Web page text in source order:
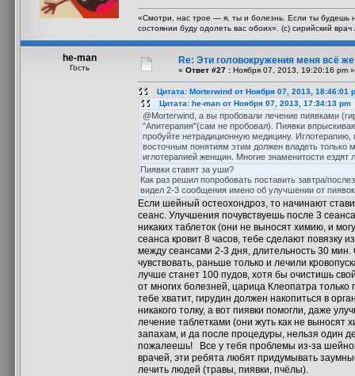
«Смотри, нас трое — я, ты и болезнь. Если ты будешь
состоянии буду одолеть вас обоих». (с) сирийский
he-man
Гость
Re: Эти головокружения меня всё
« Ответ #27 : Ноября 07, 2013, 19:20:16 pm »
Цитата: Morterwind от Ноября 07, 2013, 18:46:01
Цитата: he-man от Ноября 07, 2013, 17:34:13 pm
@Morterwind, а вы пробовали лечение пиявками
"Апитерапия"(сам не пробовал). Пиявки
пробуйте нетрадиционную медицину.
восточным понятиям этим должен владеть только
иглотерапией женщин. Многие знаменитости
Пиявки ставят за уши?
Как раз решил попробовать поставить завтра/
видел 2-3 сообщения имено об улучшении от
Если шейный остеохондроз, то начинают
сеанс. Улучшения почувствуешь после 3
никаких таблеток (они не выносят химию, и
сеанса кровит 8 часов, тебе сделают повязку
между сеансами 2-3 дня, длительность 30 мин.
чувствовать, раньше только и лечили
лучше станет 100 пудов, хотя бы очистишь
от многих болезней, царица Клеопатра
тебе хватит, гирудин должен накопиться в
никакого толку, а вот пиявки помогли, даже
лечение таблетками (они жуть как не выносят
запахам, и да после процедуры, нельзя один
пожалеешь! Все у тебя проблемы из-за
врачей, эти ребята любят придумывать
лечить людей (травы, пиявки, пчёлы).